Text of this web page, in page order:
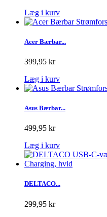
Læg i kurv
Acer Bærbar...
399,95 kr
Læg i kurv
Asus Bærbar...
499,95 kr
Læg i kurv
DELTACO...
299,95 kr